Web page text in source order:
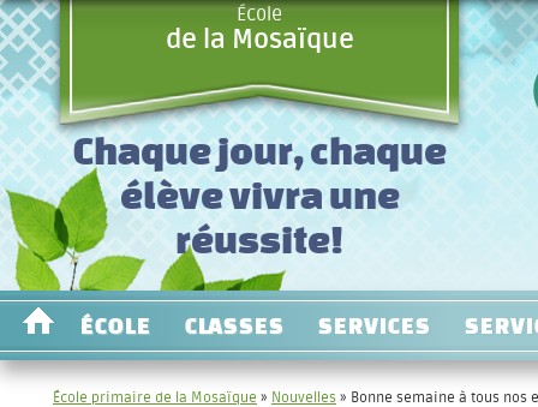
École
de la Mosaïque
Chaque jour, chaque
élève vivra une
réussite!
ÉCOLE CLASSES SERVICES
École primaire de la Mosaïque » Nouvelles » Bonne semaine à tous nos